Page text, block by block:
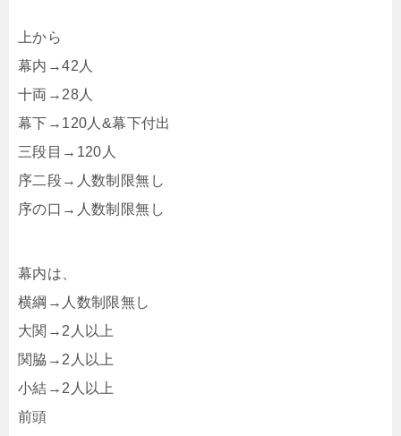
上から
幕内→42人
十両→28人
幕下→120人&幕下付出
三段目→120人
序二段→人数制限無し
序の口→人数制限無し
幕内は、
横綱→人数制限無し
大関→2人以上
関脇→2人以上
小結→2人以上
前頭